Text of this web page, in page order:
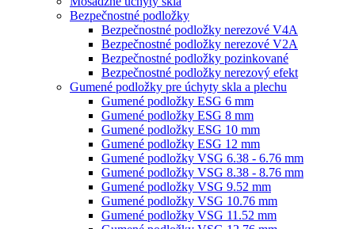
Bezpečnostné podložky
Bezpečnostné podložky nerezové V4A
Bezpečnostné podložky nerezové V2A
Bezpečnostné podložky pozinkované
Bezpečnostné podložky nerezový efekt
Gumené podložky pre úchyty skla a plechu
Gumené podložky ESG 6 mm
Gumené podložky ESG 8 mm
Gumené podložky ESG 10 mm
Gumené podložky ESG 12 mm
Gumené podložky VSG 6.38 - 6.76 mm
Gumené podložky VSG 8.38 - 8.76 mm
Gumené podložky VSG 9.52 mm
Gumené podložky VSG 10.76 mm
Gumené podložky VSG 11.52 mm